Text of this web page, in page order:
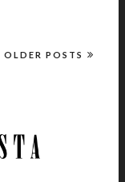
OLDER POSTS